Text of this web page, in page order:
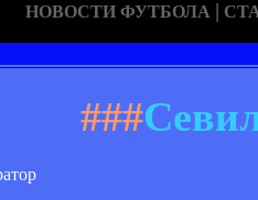
НОВОСТИ ФУТБОЛА |
###